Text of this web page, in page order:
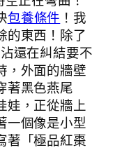
包養條件 ！我
的東西！除了
還在糾結要不
，外面的牆壁
著黑色燕尾
娃，正從牆上
一個像是小型
著「極品紅棗